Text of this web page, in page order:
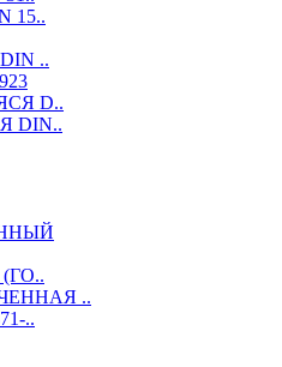
15..
..
D..
DIN..
..
..